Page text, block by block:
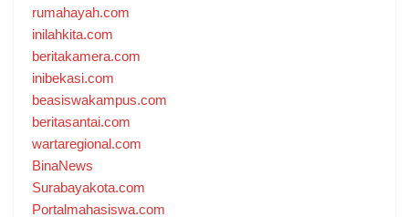
rumahayah.com
inilahkita.com
beritakamera.com
inibekasi.com
beasiswakampus.com
beritasantai.com
wartaregional.com
BinaNews
Surabayakota.com
Portalmahasiswa.com